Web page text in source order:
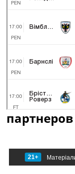
партнеров
21+